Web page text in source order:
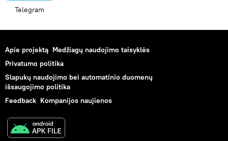
Telegram
Apie projektą Medžiagų naudojimo taisyklės
Privatumo politika
Slapukų naudojimo bei automatinio duomenų
išsaugojimo politika
Feedback Kompanijos naujienos